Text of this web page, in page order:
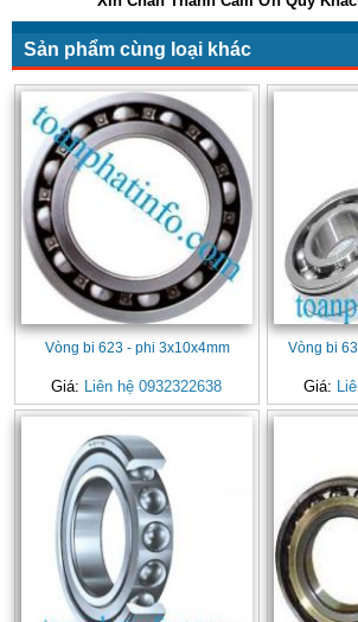
Sản phẩm cùng loại khác
Vòng bi 623 - phi 3x10x4mm
Giá: Liên hệ 0932322638
Vòng bi
Giá: